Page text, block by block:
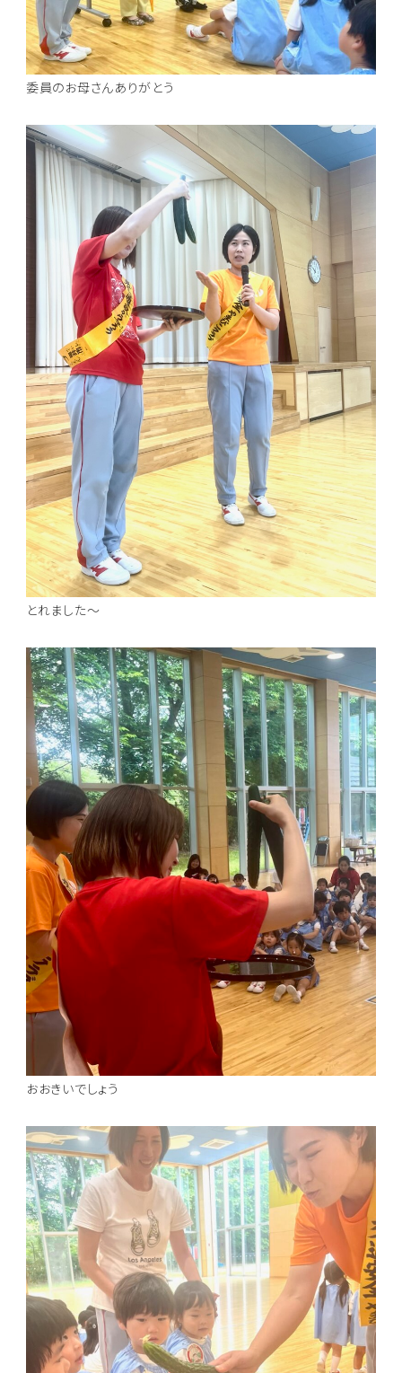
委員のお母さんありがとう
とれました～
おおきいでしょう